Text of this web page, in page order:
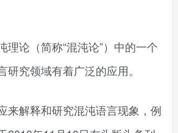
理论（简称“混沌论”）中的一个
研究领域有着广泛的应用。
来解释和研究混沌语言现象，例